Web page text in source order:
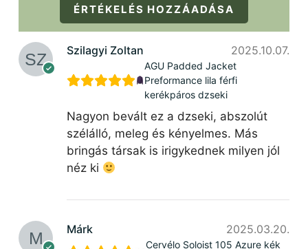
ÉRTÉKELÉS HOZZÁADÁSA
Szilagyi Zoltan 2025.10.07.
AGU Padded Jacket
Preformance lila férfi
kerékpáros dzseki
Nagyon bevált ez a dzseki, abszolút
szélálló, meleg és kényelmes. Más
bringás társak is irigykednek milyen jól
néz ki
Márk 2025.03.20.
Cervélo Soloist 105 Azure kék